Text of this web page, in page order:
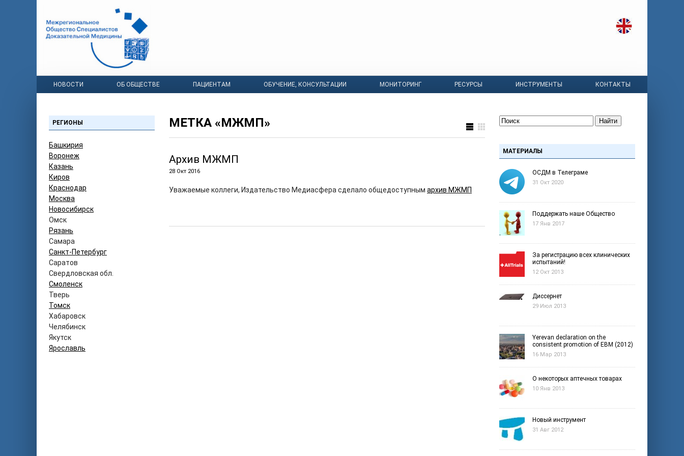
НОВОСТИ ОБ ОБЩЕСТВЕ ПАЦИЕНТАМ ОБУЧЕНИЕ, КОНСУЛЬТАЦИИ МОНИТОРИНГ РЕСУРСЫ ИНСТРУМЕНТЫ КОНТАКТЫ
РЕГИОНЫ
Башкирия
Воронеж
Казань
Киров
Краснодар
Москва
Новосибирск
Омск
Рязань
Самара
Санкт-Петербург
Саратов
Свердловская обл.
Смоленск
Тверь
Томск
Хабаровск
Челябинск
Якутск
Ярославль
МЕТКА «МЖМП»
Архив МЖМП
28 Окт 2016
Уважаемые коллеги, Издательство Медиасфера сделало общедоступным архив МЖМП
Найти
МАТЕРИАЛЫ
ОСДМ в Телеграме
31 Окт 2020
Поддержать наше Общество
17 Янв 2017
За регистрацию всех клинических
испытаний!
12 Окт 2013
Диссернет
29 Июл 2013
Yerevan declaration on the
consistent promotion of EBM (2012)
16 Мар 2013
О некоторых аптечных товарах
10 Янв 2013
Новый инструмент
31 Авг 2012